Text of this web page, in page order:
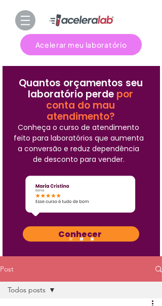
Acelerar meu laboratório
Quantos orçamentos seu
laboratório perde por
conta do mau
atendimento?
Conheça o curso de atendimento
feito para laboratórios que aumenta
a conversão e reduz dependência
de desconto para vender.
Conhecer
Post
Todos posts